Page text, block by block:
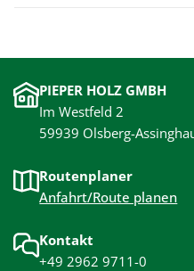
PIEPER HOLZ GMBH
Im Westfeld 2
59939 Olsberg-
Routenplaner
Anfahrt/Route planen
Kontakt
+49 2962 9711-0